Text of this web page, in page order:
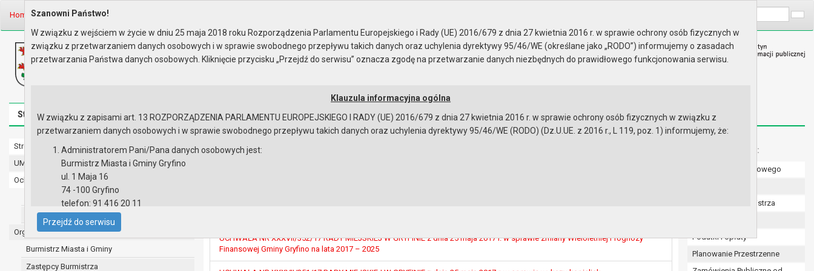
Home Prawo lokalne Uchwały
Biuletyn Informacji Publicznej
Urząd Miasta i Gminy w Gryfinie
Strona główna Mapa serwisu Aktualności Redakcja Instrukcja korzystania Dostępność
Strona główna
UMiG - telefony wewnętrzne
Ochrona danych osobowych
Urząd Miasta i Gminy w Gryfinie
Straż Miejska
Organy
Burmistrz Miasta i Gminy
Zastępcy Burmistrza
Sesja nr XXXVII
UCHWAŁA NR XXXVII/352/17 RADY MIEJSKIEJ W GRYFINIE z dnia 25 maja 2017 r. w sprawie zmiany Wieloletniej Prognozy
Finansowej Gminy Gryfino na lata 2017 – 2025
Menu dodatkowe:
Numer konta bankowego
Zarządzenia Burmistrza
Podatki i opłaty
Planowanie Przestrzenne
Szanowni Państwo!
W związku z wejściem w życie w dniu 25 maja 2018 roku Rozporządzenia Parlamentu Europejskiego i Rady (UE) 2016/679 z dnia 27 kwietnia 2016 r. w sprawie ochrony osób fizycznych w
związku z przetwarzaniem danych osobowych i w sprawie swobodnego przepływu takich danych oraz uchylenia dyrektywy 95/46/WE (określane jako „RODO”) informujemy o zasadach
przetwarzania Państwa danych osobowych. Kliknięcie przycisku „Przejdź do serwisu” oznacza zgodę na przetwarzanie danych niezbędnych do prawidłowego funkcjonowania serwisu.
Klauzula informacyjna ogólna
W związku z zapisami art. 13 ROZPORZĄDZENIA PARLAMENTU EUROPEJSKIEGO I RADY (UE) 2016/679 z dnia 27 kwietnia 2016 r. w sprawie ochrony osób fizycznych w związku z
przetwarzaniem danych osobowych i w sprawie swobodnego przepływu takich danych oraz uchylenia dyrektywy 95/46/WE (RODO) (Dz.U.UE. z 2016 r., L 119, poz. 1) informujemy, że:
Administratorem Pani/Pana danych osobowych jest:
Burmistrz Miasta i Gminy Gryfino
ul. 1 Maja 16
74 -100 Gryfino
telefon: 91 416 20 11
e-mail:
burmistrz@gryfino.pl
Dane kontaktowe Inspektora Ochrony Danych:
e-mail:iod@gryfino.pl
Przejdź do serwisu